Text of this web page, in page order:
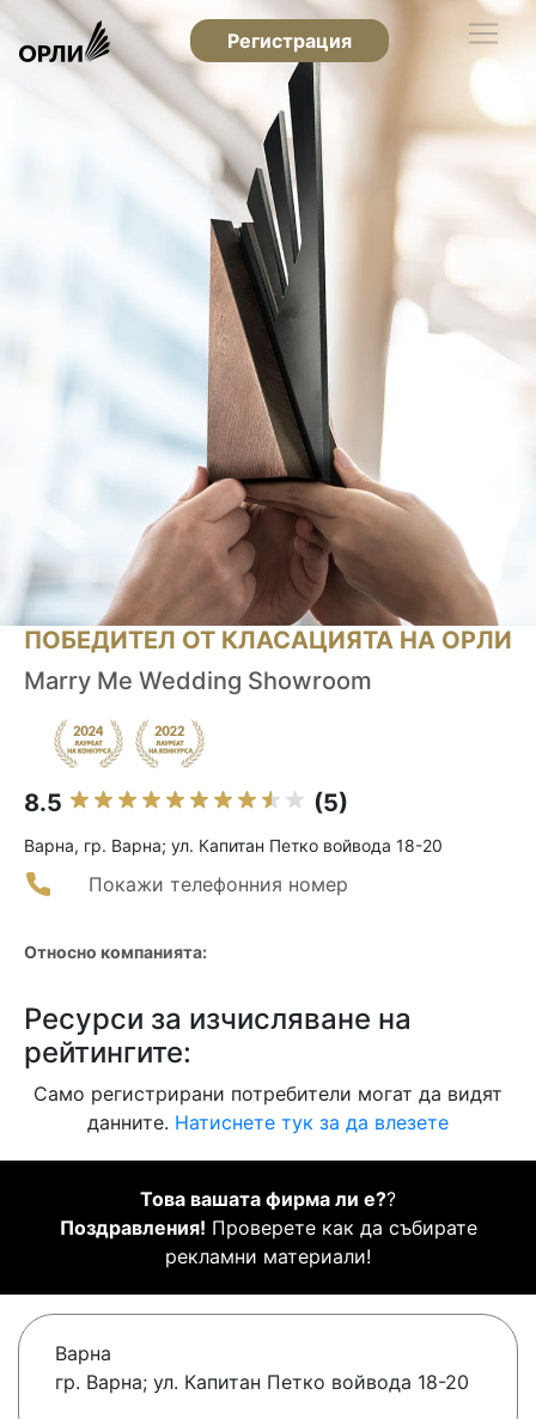
Регистрация
ПОБЕДИТЕЛ ОТ КЛАСАЦИЯТА НА ОРЛИ
Marry Ме Wedding Showroom
8.5 (5)
Варна, гр. Варна; ул. Капитан Петко войвода 18-20
Покажи телефонния номер
Относно компанията:
Ресурси за изчисляване на
рейтингите:
Само регистрирани потребители могат да видят
данните. Натиснете тук за да влезете
Това вашата фирма ли е??
Поздравления! Проверете как да събирате
рекламни материали!
Варна
гр. Варна; ул. Капитан Петко войвода 18-20